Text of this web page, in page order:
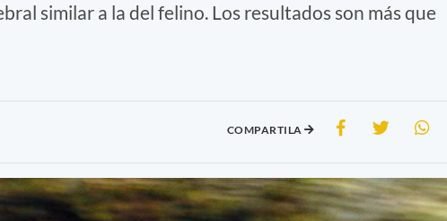
similar a la del felino. Los resultados son más que
COMPARTILA